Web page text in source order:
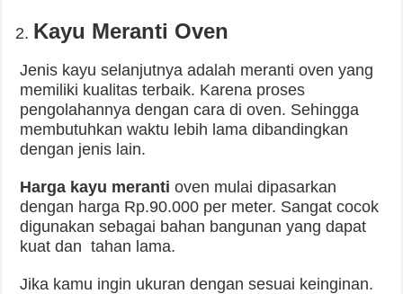
Kayu Meranti Oven
Jenis kayu selanjutnya adalah meranti oven yang
memiliki kualitas terbaik. Karena proses
pengolahannya dengan cara di oven. Sehingga
membutuhkan waktu lebih lama dibandingkan
dengan jenis lain.
Harga kayu meranti oven mulai dipasarkan
dengan harga Rp.90.000 per meter. Sangat cocok
digunakan sebagai bahan bangunan yang dapat
kuat dan tahan lama.
Jika kamu ingin ukuran dengan sesuai keinginan.